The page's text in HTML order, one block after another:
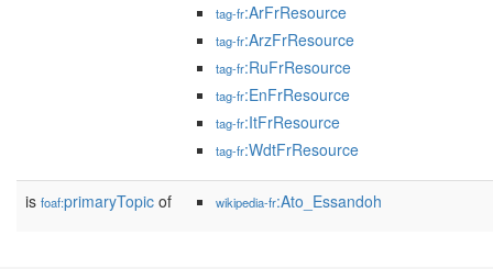
tag-fr:ArFrResource
tag-fr:ArzFrResource
tag-fr:RuFrResource
tag-fr:EnFrResource
tag-fr:ItFrResource
tag-fr:WdtFrResource
is foaf:primaryTopic of wikipedia-fr:Ato_Essandoh